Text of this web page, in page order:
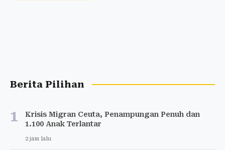
Berita Pilihan
1
Krisis Migran Ceuta, Penampungan Penuh dan
1.100 Anak Terlantar
2 jam lalu